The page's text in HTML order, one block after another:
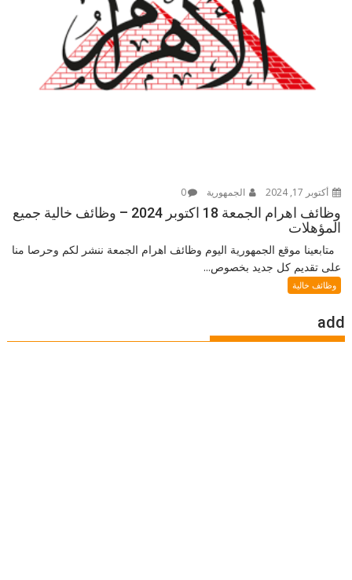
أكتوبر 17, 2024 الجمهورية 0
وظائف اهرام الجمعة 18 اكتوبر 2024 – وظائف خالية جميع
المؤهلات
متابعينا موقع الجمهورية اليوم وظائف اهرام الجمعة ننشر لكم وحرصا منا
على تقديم كل جديد بخصوص...
وظائف خالية
add